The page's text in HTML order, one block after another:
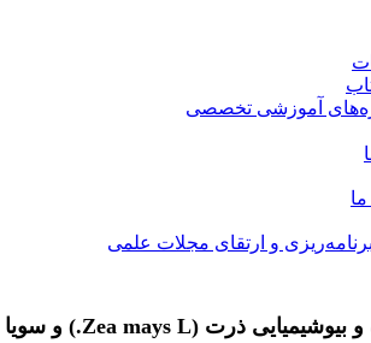
آموزشی تخصصی
و ارتقای مجلات علمی